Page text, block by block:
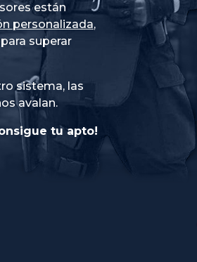
están
personalizada,
para superar
sistema, las
avalan.
tu apto!